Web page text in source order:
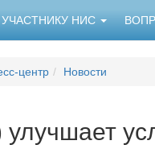
УЧАСТНИКУ НИС
центр Новости